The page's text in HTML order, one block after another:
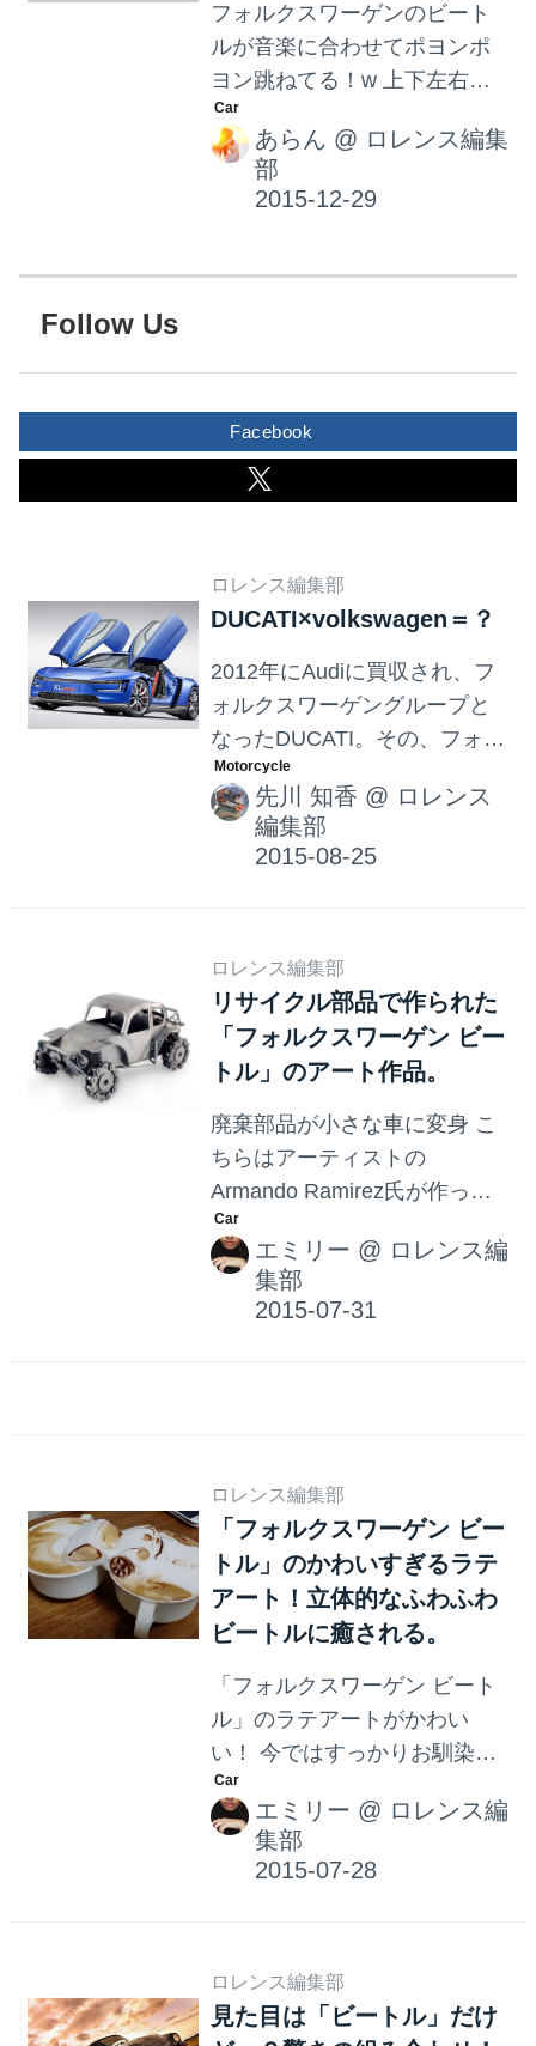
の瞬間！！！ ぎゃぁああ！男
の人が立ってる！！！！！ こ
のヒヤッと感。たしかに運転
中死角から急に人が出てきた
感覚と似ていますよね。フォ
ルクスワーゲンには、運転中
フォルクスワーゲンのビート
ルが音楽に合わせてポヨンポ
ヨン跳ねてる！w 上下左右に
うまくバランスをとり、本当
にダンスしているみたい！ こ
んなに傾いても倒れないのが
不思議！！ けど最後は力尽き
ビートルちゃん、よく頑張り
あらん @ ロレンス編集
部
Follow Us
Facebook
ロレンス編集部
DUCATI×volkswagen＝？
2012年にAudiに買収され、フ
ォルクスワーゲングループと
なったDUCATI。その、フォル
クスワーゲングループに入っ
たからこそ実現したとも言え
る2輪と4輪の技術を合わせ
た、スーパーコンセプトカー
ワフルな2気筒モーターサイク
ル、ドゥカティ1199スーパー
レッジェーラ用のV2エンジン
を搭載。 最高速度は270km/h
プトカーは、その重量
(890kg)、最高出力
(147kW/200PS)、そして、エ
アロダイナミクス (空気抵抗係
数 cd x A = 0.44m2)により、
世界最速の200PS カーとな
先川 知香 @ ロレンス
編集部
ロレンス編集部
リサイクル部品で作られた
「フォルクスワーゲン ビー
トル」のアート作品。
廃棄部品が小さな車に変身 こ
ちらはアーティストの
Armando Ramirez氏が作った
作品です。「フォルクスワー
ゲン ビートル」を、バイクや
車の廃棄部品を使用して作っ
たそうです。タイヤは自転車
価格は100ドル（約12,400円）
です。 こちらのクラシックな
雰囲気の車も、同じアーティ
ストの作品です。 もし愛車を
廃車にしなければならないこ
を使って作品にして残してお
けたらいいですよね。
エミリー @ ロレンス編
集部
ロレンス編集部
「フォルクスワーゲン ビー
トル」のかわいすぎるラテ
アート！立体的なふわふわ
ビートルに癒される。
「フォルクスワーゲン ビート
ル」のラテアートがかわい
い！ 今ではすっかりお馴染み
となったラテアート。女の子
に人気の可愛らしいアートか
ら、ユーモラスなデザインま
で、様々な作品が登場してい
のラテアートをご紹介しま
す。 制作者はYouTubeにラテ
エミリー @ ロレンス編
集部
ロレンス編集部
見た目は「ビートル」だけ